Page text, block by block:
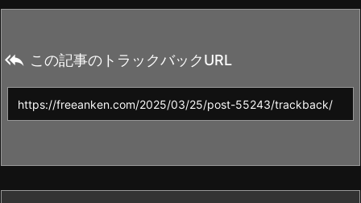
 この記事のトラックバックURL